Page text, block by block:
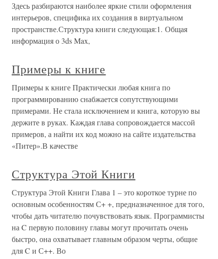
Здесь разбираются наиболее яркие стили оформления
интерьеров, специфика их создания в виртуальном
пространстве.Структура книги следующая:1. Общая
информация о 3ds Max,
Примеры к книге
Примеры к книге Практически любая книга по
программированию снабжается сопутствующими
примерами. Не стала исключением и книга, которую вы
держите в руках. Каждая глава сопровождается массой
примеров, а найти их код можно на сайте издательства
«Питер».В качестве
Структура Этой Книги
Структура Этой Книги Глава 1 – это короткое турне по
основным особенностям С+ +, предназначенное для того,
чтобы дать читателю почувствовать язык. Программисты
на C первую половину главы могут прочитать очень
быстро, она охватывает главным образом черты, общие
для C и С++. Во